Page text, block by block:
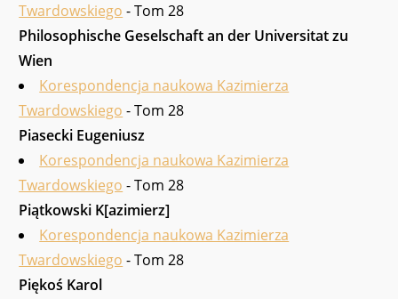
Twardowskiego - Tom 28
Philosophische Ge­selschaft an der Universitat zu
Wien
Korespondencja naukowa Kazimierza
Twardowskiego - Tom 28
Piasecki Eu­geniusz
Korespondencja naukowa Kazimierza
Twardowskiego - Tom 28
Piątkowski K[azimierz]
Korespondencja naukowa Kazimierza
Twardowskiego - Tom 28
Piękoś Karol